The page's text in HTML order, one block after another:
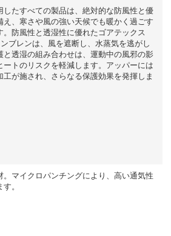
したすべての製品は、絶対的な防風性と優
え、寒さや風の強い天候でも暖かく過ごす
。防風性と透湿性に優れたゴアテックス
ンブレンは、風を遮断し、水蒸気を逃がし
と透湿の組み合わせは、運動中の風邪の影
ートのリスクを軽減します。アッパーには
工が施され、さらなる保護効果を発揮しま
。マイクロパンチングにより、高い通気性
。